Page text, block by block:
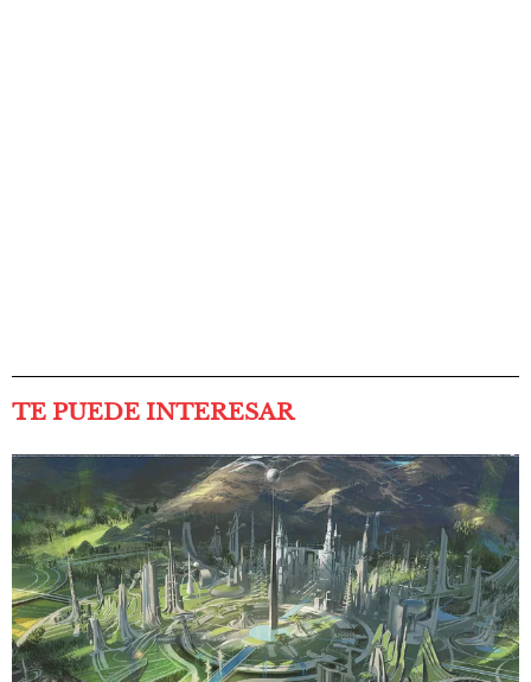
TE PUEDE INTERESAR